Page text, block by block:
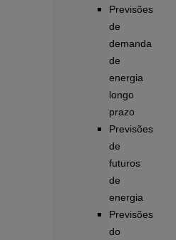
Previsões
de
demanda
de
energia
longo
prazo
Previsões
de
futuros
de
energia
Previsões
do